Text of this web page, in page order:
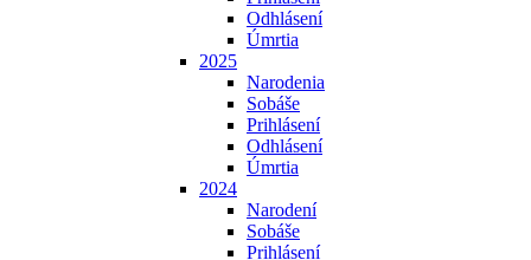
Odhlásení
Úmrtia
2025
Narodenia
Sobáše
Prihlásení
Odhlásení
Úmrtia
2024
Narodení
Sobáše
Prihlásení